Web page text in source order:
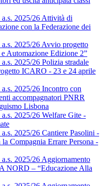
2025/26 Attività di
con la Federazione dei
2025/26 Avvio progetto
Automazione Edizione 2”
2025/26 Polizia stradale
ICARO - 23 e 24 aprile
2025/26 Incontro con
accompagnatori PNRR
Lisbona
2025/26 Welfare Gite -
2025/26 Cantiere Pasolini -
Compagnia Errare Persona -
2025/26 Aggiornamento
NORD – “Educazione Alla